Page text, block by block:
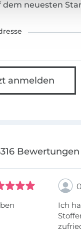
dem neuesten
anmelden
Ich